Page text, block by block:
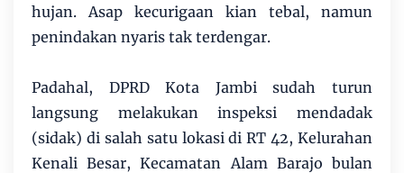
hujan. Asap kecurigaan kian tebal, namun
penindakan nyaris tak terdengar.
Padahal, DPRD Kota Jambi sudah turun
langsung melakukan inspeksi mendadak
(sidak) di salah satu lokasi di RT 42, Kelurahan
Kenali Besar, Kecamatan Alam Barajo bulan